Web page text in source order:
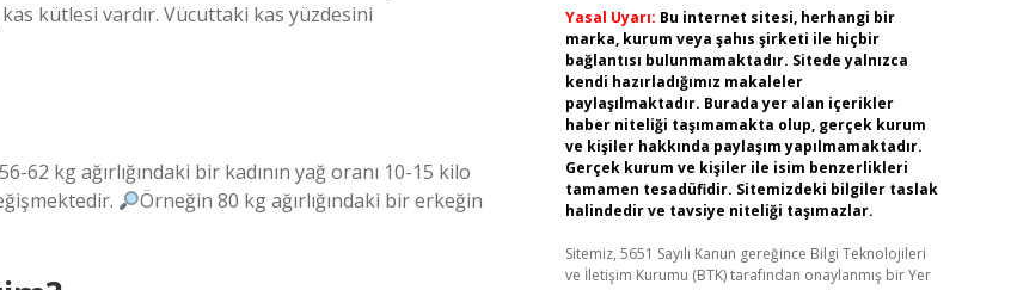
kütlesi vardır. Vücuttaki kas yüzdesini
62 kg ağırlığındaki bir kadının yağ oranı 10-15 kilo
Örneğin 80 kg ağırlığındaki bir erkeğin
Yasal Uyarı: Bu internet sitesi, herhangi bir
marka, kurum veya şahıs şirketi ile hiçbir
bağlantısı bulunmamaktadır. Sitede yalnızca
kendi hazırladığımız makaleler
paylaşılmaktadır. Burada yer alan içerikler
haber niteliği taşımamakta olup, gerçek kurum
ve kişiler hakkında paylaşım yapılmamaktadır.
Gerçek kurum ve kişiler ile isim benzerlikleri
tamamen tesadüfidir. Sitemizdeki bilgiler taslak
halindedir ve tavsiye niteliği taşımazlar.
Sitemiz, 5651 Sayılı Kanun gereğince Bilgi Teknolojileri
ve İletişim Kurumu (BTK) tarafından onaylanmış bir Yer